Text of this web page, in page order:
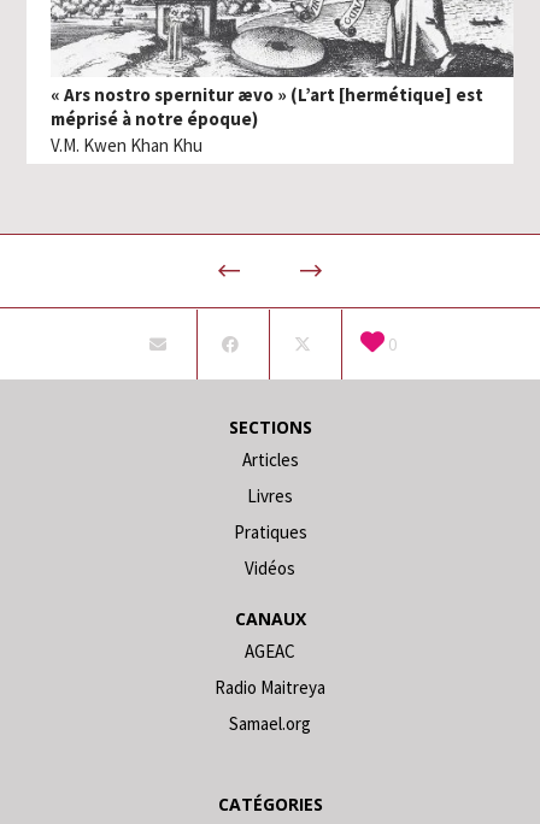
« Ars nostro spernitur ævo » (L’art [hermétique] est
méprisé à notre époque)
V.M. Kwen Khan Khu
0
SECTIONS
Articles
Livres
Pratiques
Vidéos
CANAUX
AGEAC
Radio Maitreya
Samael.org
CATÉGORIES